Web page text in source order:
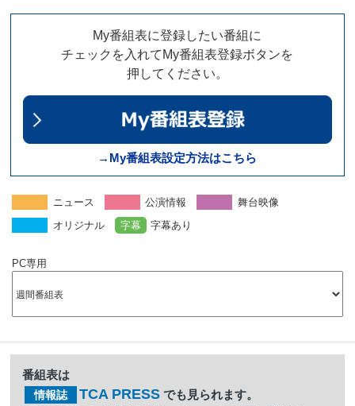
My番組表に登録したい番組に
チェックを入れてMy番組表登録ボタンを
押してください。
→My番組表設定方法はこちら
ニュース 公演情報
舞台映像
オリジナル
字幕 字幕あり
PC専用
番組表は
情報誌 TCA PRESS でも見られます。